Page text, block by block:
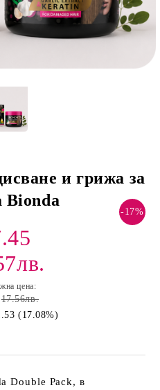
и грижа за
Bionda
-17%
цена:
17.56лв.
(17.08%)
Double Pack, в